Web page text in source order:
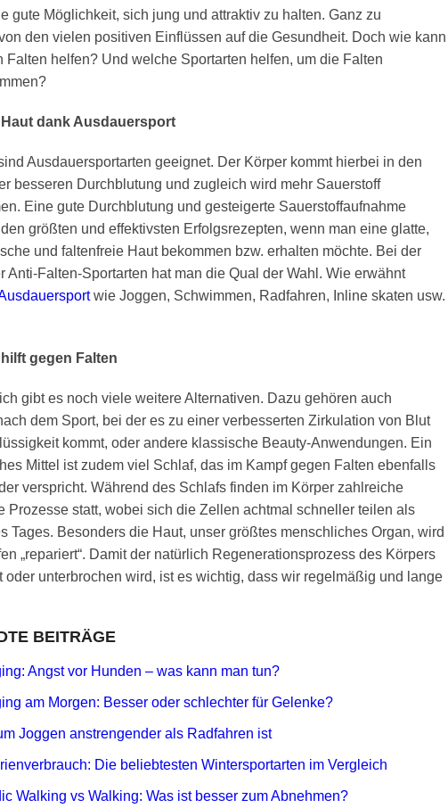
gute Möglichkeit, sich jung und attraktiv zu halten. Ganz zu
den vielen positiven Einflüssen auf die Gesundheit. Doch wie kann
Falten helfen? Und welche Sportarten helfen, um die Falten
Haut dank Ausdauersport
Ausdauersportarten geeignet. Der Körper kommt hierbei in den
besseren Durchblutung und zugleich wird mehr Sauerstoff
Eine gute Durchblutung und gesteigerte Sauerstoffaufnahme
größten und effektivsten Erfolgsrezepten, wenn man eine glatte,
und faltenfreie Haut bekommen bzw. erhalten möchte. Bei der
Anti-Falten-Sportarten hat man die Qual der Wahl. Wie erwähnt
wie Joggen, Schwimmen, Radfahren, Inline skaten usw.
gegen Falten
gibt es noch viele weitere Alternativen. Dazu gehören auch
dem Sport, bei der es zu einer verbesserten Zirkulation von Blut
kommt, oder andere klassische Beauty-Anwendungen. Ein
Mittel ist zudem viel Schlaf, das im Kampf gegen Falten ebenfalls
verspricht. Während des Schlafs finden im Körper zahlreiche
Prozesse statt, wobei sich die Zellen achtmal schneller teilen als
Tages. Besonders die Haut, unser größtes menschliches Organ, wird
„repariert“. Damit der natürlich Regenerationsprozess des Körpers
oder unterbrochen wird, ist es wichtig, dass wir regelmäßig und lange
BEITRÄGE
Angst vor Hunden – was kann man tun?
am Morgen: Besser oder schlechter für Gelenke?
Joggen anstrengender als Radfahren ist
Die beliebtesten Wintersportarten im Vergleich
Walking vs Walking: Was ist besser zum Abnehmen?